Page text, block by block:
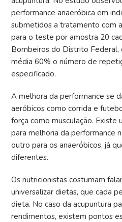
performance anaeróbica em
submetidos a tratamento com
para o teste por amostra 20
Bombeiros do Distrito Federal,
média 60% o número de
especificado.
A melhora da performance se
aeróbicos como corrida e
força como musculação.
para melhoria da performance
outro para os anaeróbicos, já
diferentes.
Os nutricionistas costumam
universalizar dietas, que cada
dieta. No caso da acupuntura
rendimentos, existem pontos